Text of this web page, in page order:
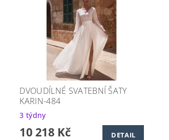
DVOUDÍLNÉ SVATEBNÍ ŠATY
KARIN-484
3 týdny
10 218 Kč DETAIL